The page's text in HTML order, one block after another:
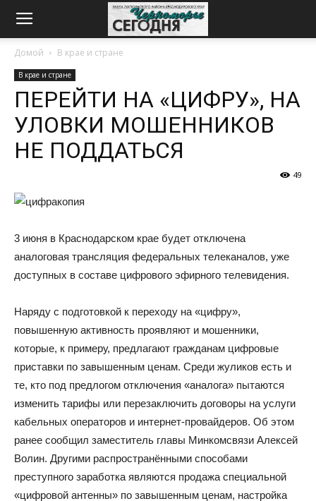
Домой В крае и стране
В крае и стране
ПЕРЕЙТИ НА «ЦИФРУ», НА
УЛОВКИ МОШЕННИКОВ
НЕ ПОДДАТЬСЯ
49
3 июня в Краснодарском крае будет отключена
аналоговая трансляция федеральных телеканалов, уже
доступных в составе цифрового эфирного телевидения.
Наряду с подготовкой к переходу на «цифру»,
повышенную активность проявляют и мошенники,
которые, к примеру, предлагают гражданам цифровые
приставки по завышенным ценам. Среди жуликов есть и
те, кто под предлогом отключения «аналога» пытаются
изменить тарифы или перезаключить договоры на услуги
кабельных операторов и интернет-провайдеров. Об этом
ранее сообщил заместитель главы Минкомсвязи Алексей
Волин. Другими распространёнными способами
преступного заработка являются продажа специальной
«цифровой антенны» по завышенным ценам, настройка